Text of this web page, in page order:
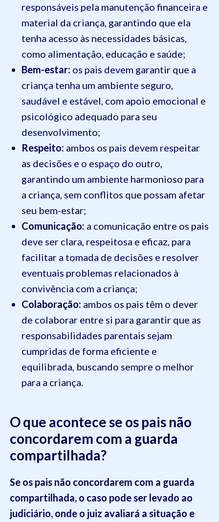
responsáveis pela manutenção financeira e
material da criança, garantindo que ela
tenha acesso às necessidades básicas,
como alimentação, educação e saúde;
Bem-estar: os pais devem garantir que a
criança tenha um ambiente seguro,
saudável e estável, com apoio emocional e
psicológico adequado para seu
desenvolvimento;
Respeito: ambos os pais devem respeitar
as decisões e o espaço do outro,
garantindo um ambiente harmonioso para
a criança, sem conflitos que possam afetar
seu bem-estar;
Comunicação: a comunicação entre os pais
deve ser clara, respeitosa e eficaz, para
facilitar a tomada de decisões e resolver
eventuais problemas relacionados à
convivência com a criança;
Colaboração: ambos os pais têm o dever
de colaborar entre si para garantir que as
responsabilidades parentais sejam
cumpridas de forma eficiente e
equilibrada, buscando sempre o melhor
para a criança.
O que acontece se os pais não
concordarem com a guarda
compartilhada?
Se os pais não concordarem com a guarda
compartilhada, o caso pode ser levado ao
judiciário, onde o juiz avaliará a situação e